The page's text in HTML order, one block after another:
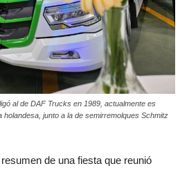
al de DAF Trucks en 1989, actualmente es
holandesa, junto a la de semirremolques Schmitz
de una fiesta que reunió